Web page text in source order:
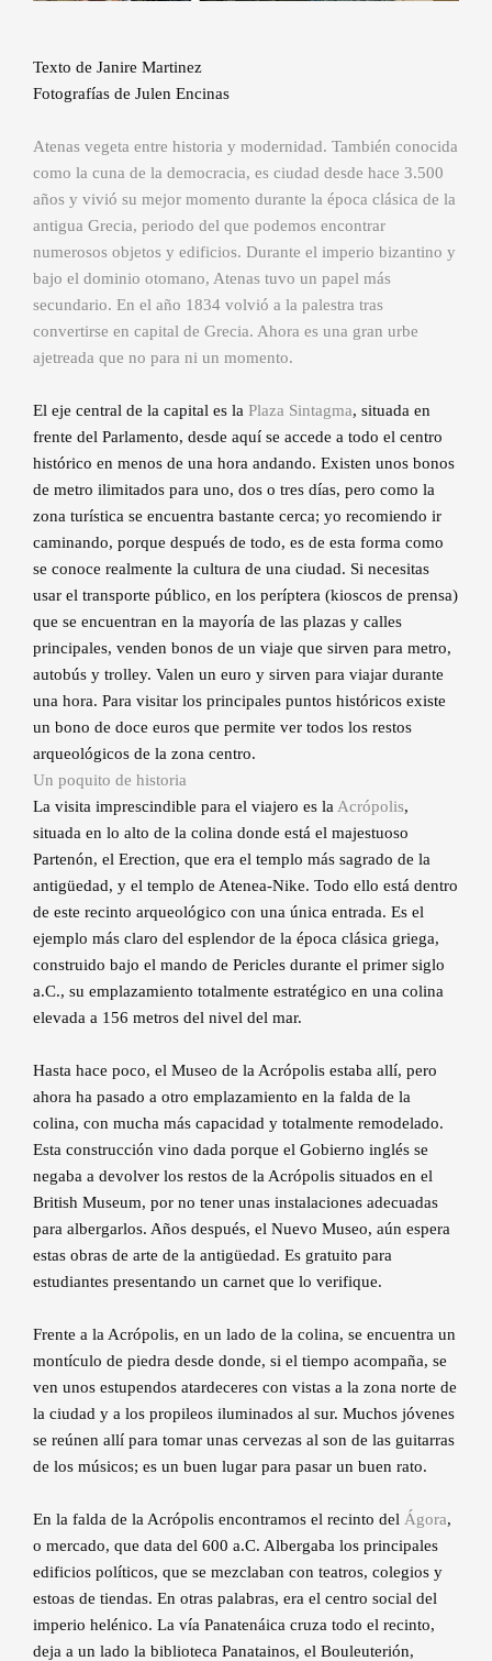
Texto de Janire Martinez
Fotografías de Julen Encinas
Atenas vegeta entre historia y modernidad. También conocida
como la cuna de la democracia, es ciudad desde hace 3.500
años y vivió su mejor momento durante la época clásica de la
antigua Grecia, periodo del que podemos encontrar
numerosos objetos y edificios. Durante el imperio bizantino y
bajo el dominio otomano, Atenas tuvo un papel más
secundario. En el año 1834 volvió a la palestra tras
convertirse en capital de Grecia. Ahora es una gran urbe
ajetreada que no para ni un momento.
El eje central de la capital es la Plaza Sintagma, situada en
frente del Parlamento, desde aquí se accede a todo el centro
histórico en menos de una hora andando. Existen unos bonos
de metro ilimitados para uno, dos o tres días, pero como la
zona turística se encuentra bastante cerca; yo recomiendo ir
caminando, porque después de todo, es de esta forma como
se conoce realmente la cultura de una ciudad. Si necesitas
usar el transporte público, en los períptera (kioscos de prensa)
que se encuentran en la mayoría de las plazas y calles
principales, venden bonos de un viaje que sirven para metro,
autobús y trolley. Valen un euro y sirven para viajar durante
una hora. Para visitar los principales puntos históricos existe
un bono de doce euros que permite ver todos los restos
arqueológicos de la zona centro.
Un poquito de historia
La visita imprescindible para el viajero es la Acrópolis,
situada en lo alto de la colina donde está el majestuoso
Partenón, el Erection, que era el templo más sagrado de la
antigüedad, y el templo de Atenea-Nike. Todo ello está dentro
de este recinto arqueológico con una única entrada. Es el
ejemplo más claro del esplendor de la época clásica griega,
construido bajo el mando de Pericles durante el primer siglo
a.C., su emplazamiento totalmente estratégico en una colina
elevada a 156 metros del nivel del mar.
Hasta hace poco, el Museo de la Acrópolis estaba allí, pero
ahora ha pasado a otro emplazamiento en la falda de la
colina, con mucha más capacidad y totalmente remodelado.
Esta construcción vino dada porque el Gobierno inglés se
negaba a devolver los restos de la Acrópolis situados en el
British Museum, por no tener unas instalaciones adecuadas
para albergarlos. Años después, el Nuevo Museo, aún espera
estas obras de arte de la antigüedad. Es gratuito para
estudiantes presentando un carnet que lo verifique.
Frente a la Acrópolis, en un lado de la colina, se encuentra un
montículo de piedra desde donde, si el tiempo acompaña, se
ven unos estupendos atardeceres con vistas a la zona norte de
la ciudad y a los propileos iluminados al sur. Muchos jóvenes
se reúnen allí para tomar unas cervezas al son de las guitarras
de los músicos; es un buen lugar para pasar un buen rato.
En la falda de la Acrópolis encontramos el recinto del Ágora,
o mercado, que data del 600 a.C. Albergaba los principales
edificios políticos, que se mezclaban con teatros, colegios y
estoas de tiendas. En otras palabras, era el centro social del
imperio helénico. La vía Panatenáica cruza todo el recinto,
deja a un lado la biblioteca Panatainos, el Bouleuterión,